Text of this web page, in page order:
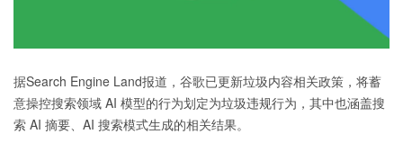
据Search Engine Land报道，谷歌已更新垃圾内容相关政策，将蓄
意操控搜索领域 AI 模型的行为划定为垃圾违规行为，其中也涵盖搜
索 AI 摘要、AI 搜索模式生成的相关结果。